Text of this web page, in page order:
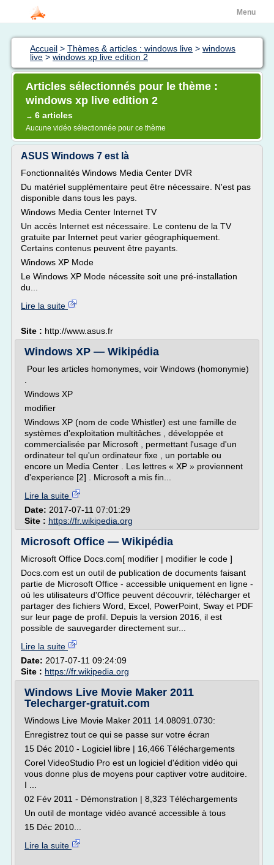
Menu
Accueil > Thèmes & articles : windows live > windows
live > windows xp live edition 2
Articles sélectionnés pour le thème :
windows xp live edition 2
→ 6 articles
Aucune vidéo sélectionnée pour ce thème
ASUS Windows 7 est là
Fonctionnalités Windows Media Center DVR
Du matériel supplémentaire peut être nécessaire. N'est pas
disponible dans tous les pays.
Windows Media Center Internet TV
Un accès Internet est nécessaire. Le contenu de la TV
gratuite par Internet peut varier géographiquement.
Certains contenus peuvent être payants.
Windows XP Mode
Le Windows XP Mode nécessite soit une pré-installation
du...
Lire la suite
Site : http://www.asus.fr
Windows XP — Wikipédia
Pour les articles homonymes, voir Windows (homonymie)
Windows XP
modifier
Windows XP (nom de code Whistler) est une famille de
systèmes d'exploitation multitâches , développée et
commercialisée par Microsoft , permettant l'usage d'un
ordinateur tel qu'un ordinateur fixe , un portable ou
encore un Media Center . Les lettres « XP » proviennent
d'experience [2] . Microsoft a mis fin...
Lire la suite
Date: 2017-07-11 07:01:29
Site : https://fr.wikipedia.org
Microsoft Office — Wikipédia
Microsoft Office Docs.com[ modifier | modifier le code ]
Docs.com est un outil de publication de documents faisant
partie de Microsoft Office - accessible uniquement en ligne -
où les utilisateurs d'Office peuvent découvrir, télécharger et
partager des fichiers Word, Excel, PowerPoint, Sway et PDF
sur leur page de profil. Depuis la version 2016, il est
possible de sauvegarder directement sur...
Lire la suite
Date: 2017-07-11 09:24:09
Site : https://fr.wikipedia.org
Windows Live Movie Maker 2011
Telecharger-gratuit.com
Windows Live Movie Maker 2011 14.08091.0730:
Enregistrez tout ce qui se passe sur votre écran
15 Déc 2010 - Logiciel libre | 16,466 Téléchargements
Corel VideoStudio Pro est un logiciel d'édition vidéo qui
vous donne plus de moyens pour captiver votre auditoire.
I ...
02 Fév 2011 - Démonstration | 8,323 Téléchargements
Un outil de montage vidéo avancé accessible à tous
15 Déc 2010...
Lire la suite